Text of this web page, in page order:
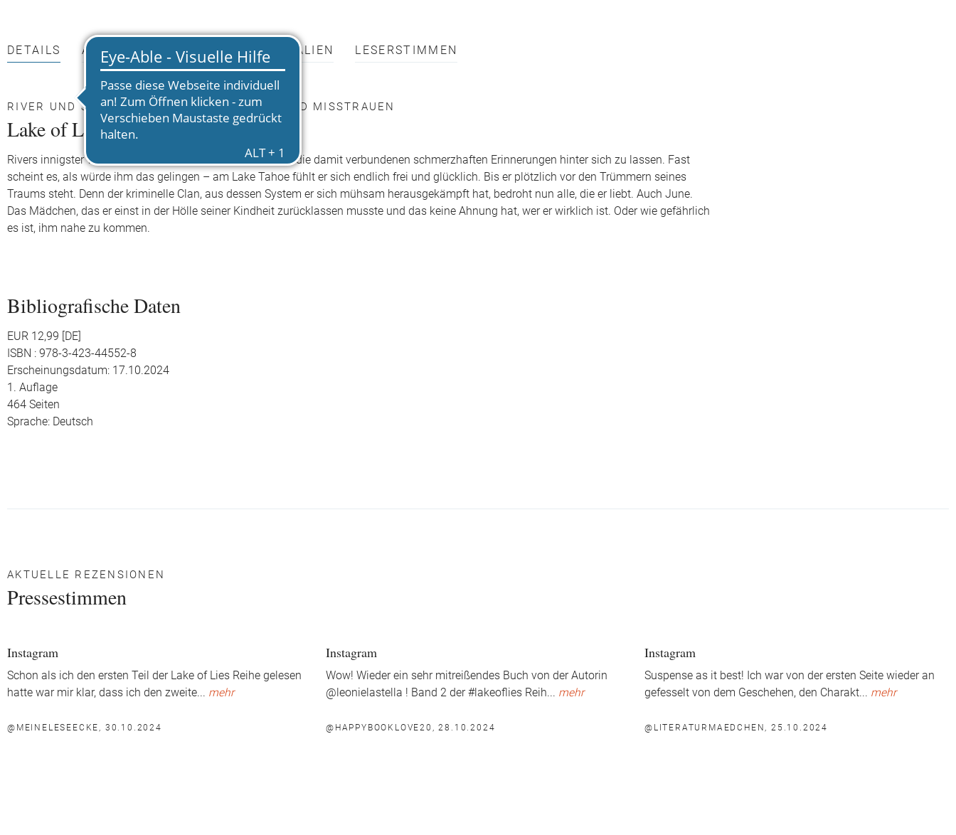
DETAILS AUTOR*INNEN PRESSEMATERIALIEN LESERSTIMMEN
RIVER UND JUNE – ZWISCHEN ANZIEHUNG UND MISSTRAUEN
Lake of Lies – Found
Rivers innigster Wunsch war es immer seine Kindheit und die damit verbundenen schmerzhaften Erinnerungen hinter sich zu lassen. Fast
scheint es, als würde ihm das gelingen – am Lake Tahoe fühlt er sich endlich frei und glücklich. Bis er plötzlich vor den Trümmern seines
Traums steht. Denn der kriminelle Clan, aus dessen System er sich mühsam herausgekämpft hat, bedroht nun alle, die er liebt. Auch June.
Das Mädchen, das er einst in der Hölle seiner Kindheit zurücklassen musste und das keine Ahnung hat, wer er wirklich ist. Oder wie gefährlich
es ist, ihm nahe zu kommen.
Bibliografische Daten
EUR 12,99 [DE]
ISBN : 978-3-423-44552-8
Erscheinungsdatum: 17.10.2024
1. Auflage
464 Seiten
Sprache: Deutsch
AKTUELLE REZENSIONEN
Pressestimmen
Instagram
Schon als ich den ersten Teil der Lake of Lies Reihe gelesen
hatte war mir klar, dass ich den zweite... mehr
@MEINELESEECKE, 30.10.2024
Instagram
Wow! Wieder ein sehr mitreißendes Buch von der Autorin
@leonielastella ! Band 2 der #lakeoflies Reih... mehr
@HAPPYBOOKLOVE20, 28.10.2024
Instagram
Suspense as it best! Ich war von der ersten Seite wieder an
gefesselt von dem Geschehen, den Charakt... mehr
@LITERATURMAEDCHEN, 25.10.2024